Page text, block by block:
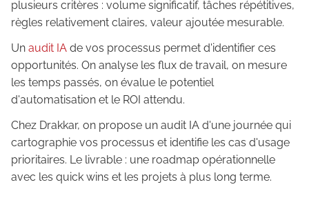
plusieurs critères : volume significatif, tâches répétitives,
règles relativement claires, valeur ajoutée mesurable.
Un audit IA de vos processus permet d'identifier ces
opportunités. On analyse les flux de travail, on mesure
les temps passés, on évalue le potentiel
d'automatisation et le ROI attendu.
Chez Drakkar, on propose un audit IA d'une journée qui
cartographie vos processus et identifie les cas d'usage
prioritaires. Le livrable : une roadmap opérationnelle
avec les quick wins et les projets à plus long terme.